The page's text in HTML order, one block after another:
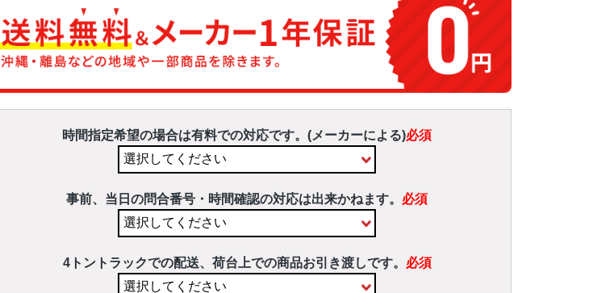
時間指定希望の場合は有料での対応です。(メーカーによる)必須
事前、当日の問合番号・時間確認の対応は出来かねます。 必須
4トントラックでの配送、荷台上での商品お引き渡しです。 必須